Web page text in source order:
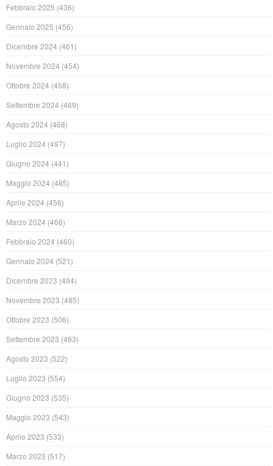
Febbraio 2025 (436)
Gennaio 2025 (456)
Dicembre 2024 (461)
Novembre 2024 (454)
Ottobre 2024 (458)
Settembre 2024 (469)
Agosto 2024 (468)
Luglio 2024 (497)
Giugno 2024 (441)
Maggio 2024 (485)
Aprile 2024 (456)
Marzo 2024 (468)
Febbraio 2024 (460)
Gennaio 2024 (521)
Dicembre 2023 (494)
Novembre 2023 (485)
Ottobre 2023 (506)
Settembre 2023 (493)
Agosto 2023 (522)
Luglio 2023 (554)
Giugno 2023 (535)
Maggio 2023 (543)
Aprile 2023 (533)
Marzo 2023 (517)